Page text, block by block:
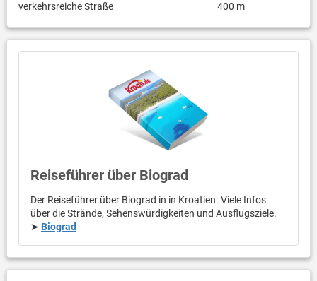
verkehrsreiche Straße
400 m
Reiseführer über Biograd
Der Reiseführer über Biograd in in Kroatien. Viele Infos
über die Strände, Sehenswürdigkeiten und Ausflugsziele.
➤ Biograd